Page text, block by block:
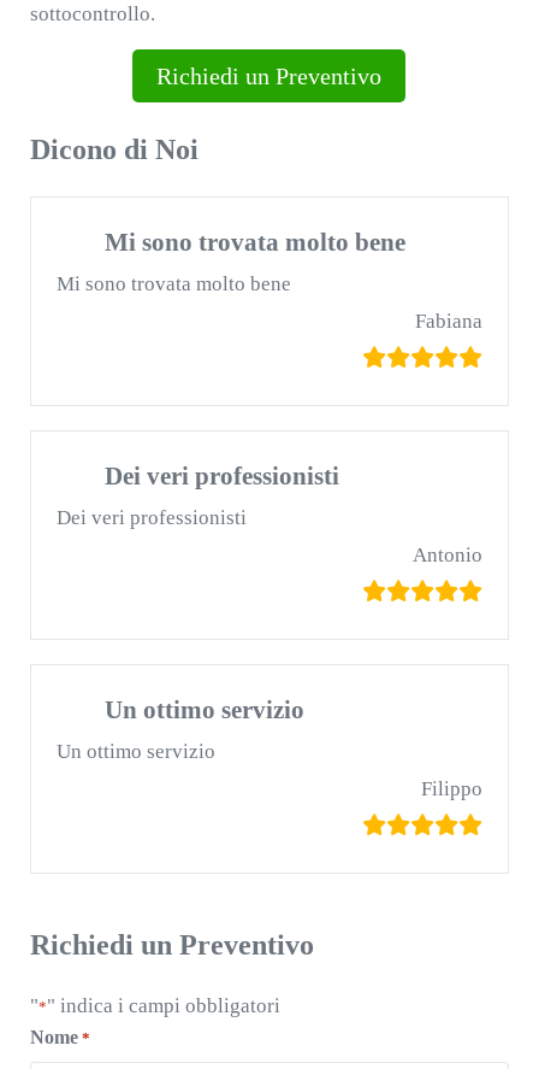
sottocontrollo.
Richiedi un Preventivo
Dicono di Noi
Mi sono trovata molto bene
Mi sono trovata molto bene
Fabiana
Dei veri professionisti
Dei veri professionisti
Antonio
Un ottimo servizio
Un ottimo servizio
Filippo
Richiedi un Preventivo
"*" indica i campi obbligatori
Nome *